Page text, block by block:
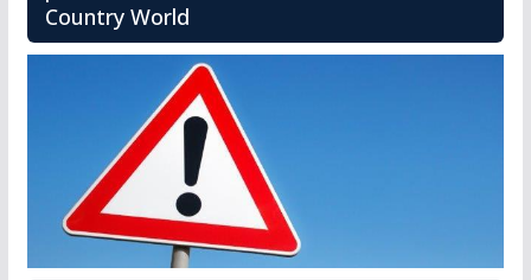
Country World